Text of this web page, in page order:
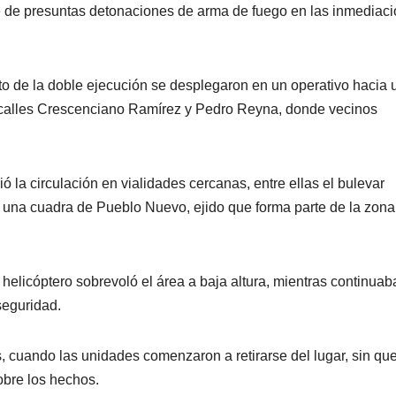
presuntas detonaciones de arma de fuego en las
de la doble ejecución se desplegaron en un operativo hacia
Crescenciano Ramírez y Pedro Reyna, donde vecinos
la circulación en vialidades cercanas, entre ellas el bulevar
cuadra de Pueblo Nuevo, ejido que forma parte de la zona
sobrevoló el área a baja altura, mientras
las unidades comenzaron a retirarse del lugar, sin
los hechos.